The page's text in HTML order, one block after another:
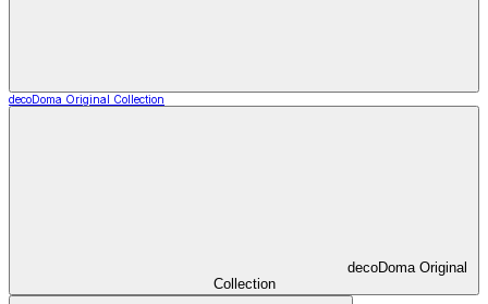
decoDoma Original Collection
decoDoma Original
Collection